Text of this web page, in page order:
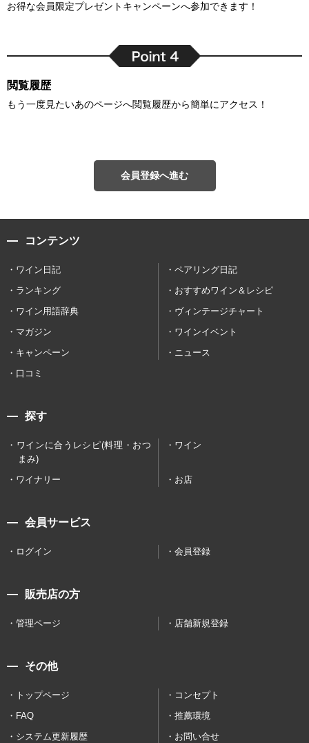
お得な会員限定プレゼントキャンペーンへ参加できます！
閲覧履歴
もう一度見たいあのページへ閲覧履歴から簡単にアクセス！
会員登録へ進む
コンテンツ
ワイン日記
ペアリング日記
ランキング
おすすめワイン＆レシピ
ワイン用語辞典
ヴィンテージチャート
マガジン
ワインイベント
キャンペーン
ニュース
口コミ
探す
ワインに合うレシピ(料理・おつ
まみ)
ワイン
ワイナリー お店
会員サービス
ログイン 会員登録
販売店の方
管理ページ 店舗新規登録
その他
トップページ
コンセプト
FAQ
推薦環境
システム更新履歴
お問い合せ